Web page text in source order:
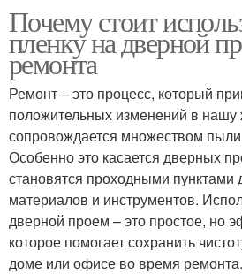
Почему стоит
пленку на дверной
ремонта
Ремонт – это процесс, который
положительных изменений в нашу
сопровождается множеством
Особенно это касается дверных
становятся проходными пунктами
материалов и инструментов.
дверной проем – это простое, но
которое помогает сохранить
доме или офисе во время ремонта.